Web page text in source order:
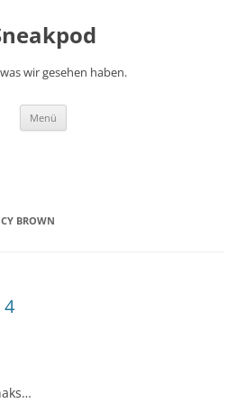
wir gesehen haben.
Menü
BROWN
4